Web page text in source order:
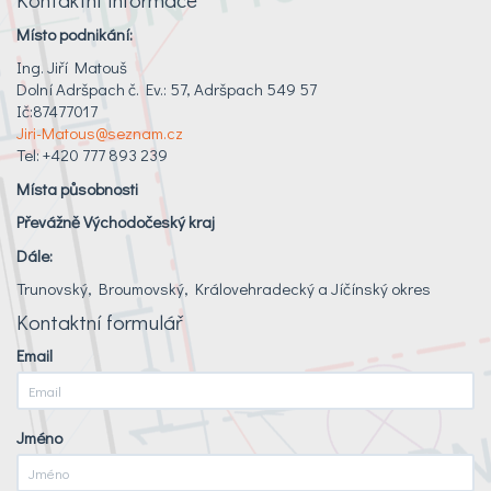
Místo podnikání:
Ing. Jiří Matouš
Dolní Adršpach č. Ev.: 57, Adršpach 549 57
Ič:87477017
Jiri-Matous@seznam.cz
Tel: +420 777 893 239
Místa působnosti
Převážně Východočeský kraj
Dále:
Trunovský, Broumovský, Královehradecký a Jíčínský okres
Kontaktní formulář
Email
Jméno